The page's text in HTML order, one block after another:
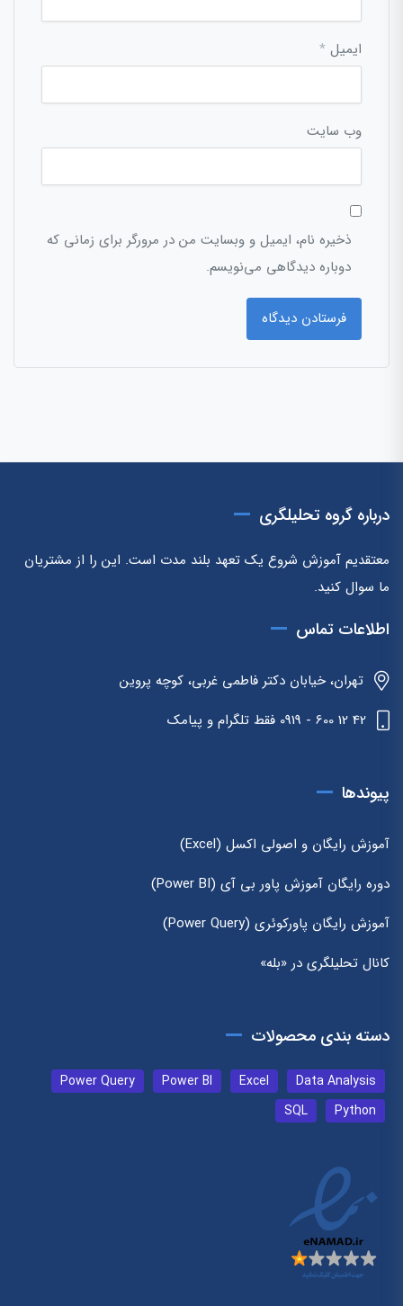
ایمیل *
وب‌ سایت
ذخیره نام، ایمیل و وبسایت من در مرورگر برای زمانی که
دوباره دیدگاهی می‌نویسم.
درباره گروه تحلیلگری
معتقدیم آموزش شروع یک تعهد بلند مدت است. این را از مشتریان
ما سوال کنید.
اطلاعات تماس
تهران، خیابان دکتر فاطمی غربی، کوچه پروین
42 12 600 - 0919 فقط تلگرام و پیامک
پیوندها
آموزش رایگان و اصولی اکسل (Excel)
دوره رایگان آموزش پاور بی آی (Power BI)
آموزش رایگان پاورکوئری (Power Query)
کانال تحلیلگری در «بله»
دسته بندی محصولات
Data Analysis
Excel
Power BI
Power Query
Python
SQL